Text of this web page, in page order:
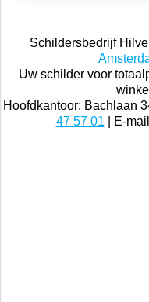
Schildersbedrijf
Uw schilder voor
Hoofdkantoor: Bachlaan
47 57 01 | E-mail